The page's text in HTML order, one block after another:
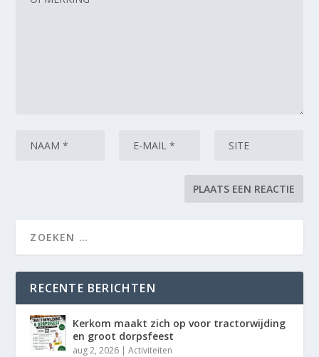
RECENTE BERICHTEN
Kerkom maakt zich op voor tractorwijding
en groot dorpsfeest
aug 2, 2026 |Activiteiten